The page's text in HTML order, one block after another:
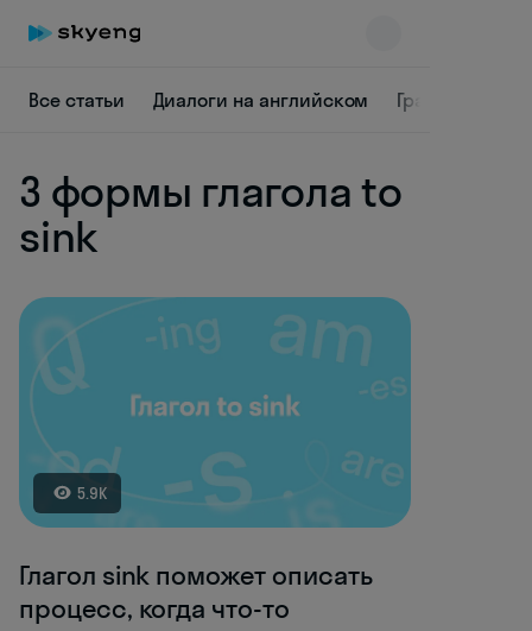
Все статьи Диалоги на английском Грамматика
3 формы глагола to
sink
5.9K
Глагол sink поможет описать
процесс, когда что-то
Skyeng Chat
online